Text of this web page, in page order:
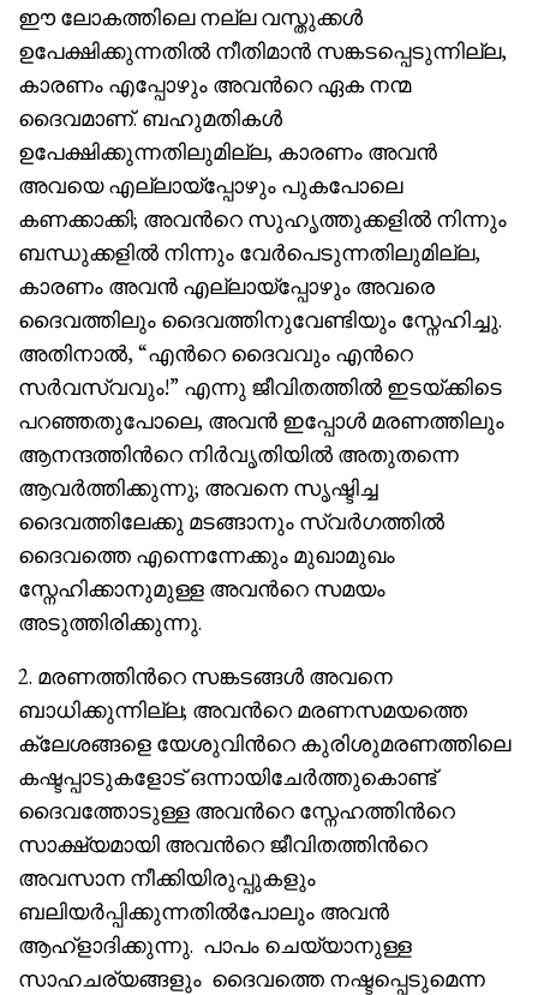
ഈ ലോകത്തിലെ നല്ല വസ്തുക്കൾ
ഉപേക്ഷിക്കുന്നതിൽ നീതിമാൻ സങ്കടപ്പെടുന്നില്ല,
കാരണം എപ്പോഴും അവൻറെ ഏക നന്മ
ദൈവമാണ്. ബഹുമതികൾ
ഉപേക്ഷിക്കുന്നതിലുമില്ല, കാരണം അവൻ
അവയെ എല്ലായ്‌പ്പോഴും പുകപോലെ
കണക്കാക്കി; അവൻറെ സുഹൃത്തുക്കളിൽ നിന്നും
ബന്ധുക്കളിൽ നിന്നും വേർപെടുന്നതിലുമില്ല,
കാരണം അവൻ എല്ലായ്‌പ്പോഴും അവരെ
ദൈവത്തിലും ദൈവത്തിനുവേണ്ടിയും സ്നേഹിച്ചു.
അതിനാൽ, “എൻറെ ദൈവവും എൻറെ
സർവസ്വവും!” എന്നു ജീവിതത്തിൽ ഇടയ്ക്കിടെ
പറഞ്ഞതുപോലെ, അവൻ ഇപ്പോൾ മരണത്തിലും
ആനന്ദത്തിൻറെ നിർവൃതിയിൽ അതുതന്നെ
ആവർത്തിക്കുന്നു; അവനെ സൃഷ്ടിച്ച
ദൈവത്തിലേക്കു മടങ്ങാനും സ്വർഗത്തിൽ
ദൈവത്തെ എന്നെന്നേക്കും മുഖാമുഖം
സ്നേഹിക്കാനുമുള്ള അവൻറെ സമയം
അടുത്തിരിക്കുന്നു.
2. മരണത്തിൻറെ സങ്കടങ്ങൾ അവനെ
ബാധിക്കുന്നില്ല; അവൻറെ മരണസമയത്തെ
ക്ലേശങ്ങളെ യേശുവിൻറെ കുരിശുമരണത്തിലെ
കഷ്ടപ്പാടുകളോട് ഒന്നായിചേർത്തുകൊണ്ട്
ദൈവത്തോടുള്ള അവൻറെ സ്നേഹത്തിൻറെ
സാക്ഷ്യമായി അവൻറെ ജീവിതത്തിൻറെ
അവസാന നീക്കിയിരുപ്പുകളും
ബലിയർപ്പിക്കുന്നതിൽപോലും അവൻ
ആഹ്ളാദിക്കുന്നു. പാപം ചെയ്യാനുള്ള
സാഹചര്യങ്ങളും ദൈവത്തെ നഷ്ടപ്പെടുമെന്ന